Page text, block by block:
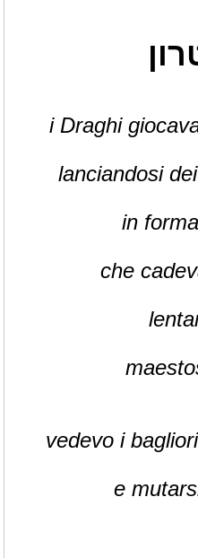
i Draghi
lanciandosi
in
che
vedevo i
e